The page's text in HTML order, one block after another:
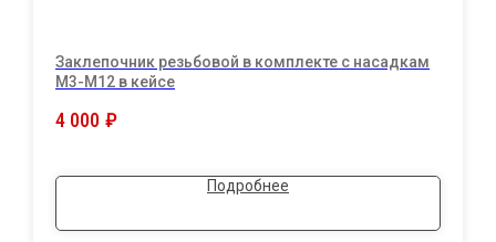
Заклепочник резьбовой в комплекте с насадкам
М3-М12 в кейсе
4 000 ₽
Подробнее